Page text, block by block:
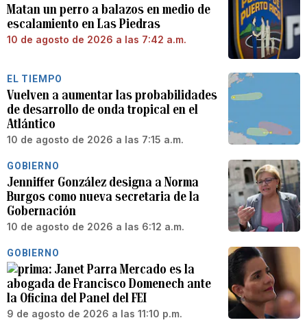
Matan un perro a balazos en medio de
escalamiento en Las Piedras
10 de agosto de 2026 a las 7:42 a.m.
EL TIEMPO
Vuelven a aumentar las probabilidades
de desarrollo de onda tropical en el
Atlántico
10 de agosto de 2026 a las 7:15 a.m.
GOBIERNO
Jenniffer González designa a Norma
Burgos como nueva secretaria de la
Gobernación
10 de agosto de 2026 a las 6:12 a.m.
GOBIERNO
Janet Parra Mercado es la
abogada de Francisco Domenech ante
la Oficina del Panel del FEI
9 de agosto de 2026 a las 11:10 p.m.